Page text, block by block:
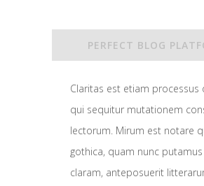
PERFECT BLOG
Claritas est etiam processus
qui sequitur mutationem
lectorum. Mirum est notare
gothica, quam nunc
claram, anteposuerit